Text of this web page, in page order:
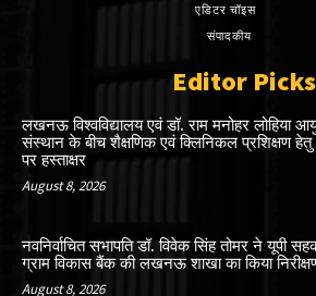
एडिटर चॉइस
संपादकीय
Editor Picks
लखनऊ विश्वविद्यालय एवं डॉ. राम मनोहर लोहिया
संस्थान के बीच शैक्षणिक एवं क्लिनिकल प्रशिक्षण
पर हस्ताक्षर
August 8, 2026
नवनिर्वाचित सभापति डॉ. विवेक सिंह तोमर ने यूपी
ग्राम विकास बैंक की लखनऊ शाखा का किया
August 8, 2026